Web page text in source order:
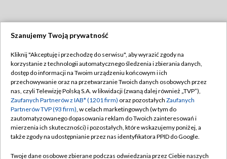
TVP
Abonament TVP
Emisja w TVP
Centrum informacji TVP
Naziemna Telewizja Cyfrowa
Regulamin TVP
Polityka prywatności
Moje zgody
Pomoc
Szanujemy Twoją prywatność
Kliknij "Akceptuję i przechodzę do serwisu", aby wyrazić zgody na
korzystanie z technologii automatycznego śledzenia i zbierania danych,
dostęp do informacji na Twoim urządzeniu końcowym i ich
przechowywanie oraz na przetwarzanie Twoich danych osobowych przez
nas, czyli Telewizję Polską S.A. w likwidacji (zwaną dalej również „TVP”),
Zaufanych Partnerów z IAB* (1201 firm) oraz pozostałych Zaufanych
Partnerów TVP (93 firm), w celach marketingowych (w tym do
zautomatyzowanego dopasowania reklam do Twoich zainteresowań i
mierzenia ich skuteczności) i pozostałych, które wskazujemy poniżej, a
także zgody na udostępnianie przez nas identyfikatora PPID do Google.
Twoje dane osobowe zbierane podczas odwiedzania przez Ciebie naszych